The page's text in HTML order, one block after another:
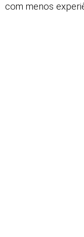
com menos